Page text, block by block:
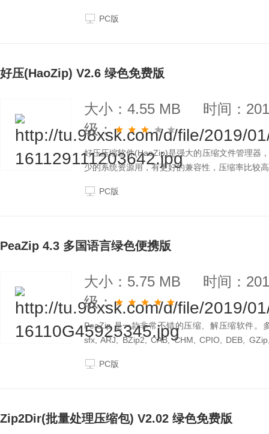
PC版
好压(HaoZip) V2.6 绿色免费版
大小：4.55 MB
时间：
级：
好压压缩软件(HaoZip)是强大的压缩文件管理器
少的系统资源用，有更好的兼容性，压缩率比较
PC版
PeaZip 4.3 多国语言绿色便携版
大小：5.75 MB
时间：
级：
PeaZip 是一款非常不错的压缩、解压缩软件
sfx, ARJ, BZip2, CAB, CHM, CPIO, DEB,
PC版
Zip2Dir(批量处理压缩包) V2.02 绿色免费版